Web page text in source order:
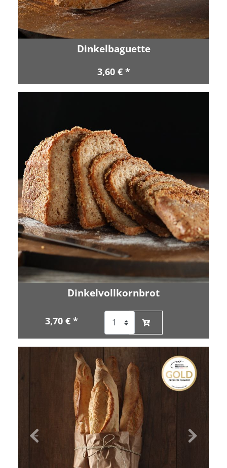
Dinkelbaguette
3,60 € *
Dinkelvollkornbrot
3,70 € *
Zurück Vor